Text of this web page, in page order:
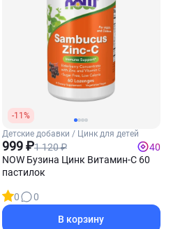
-11%
Детские добавки / Цинк для детей
999 ₽1 120 ₽
40
NOW Бузина Цинк Витамин-С 60
пастилок
0
0
В корзину